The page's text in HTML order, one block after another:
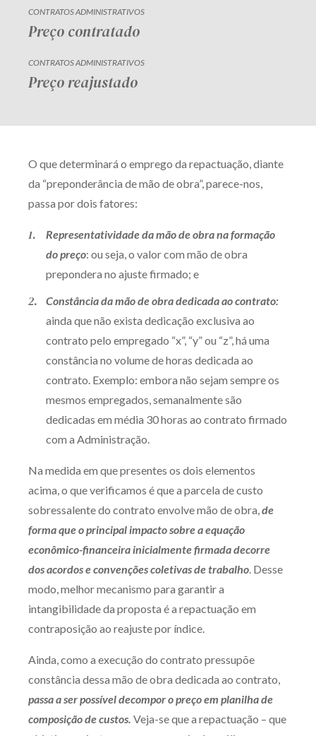
CONTRATOS ADMINISTRATIVOS
Preço contratado
CONTRATOS ADMINISTRATIVOS
Preço reajustado
O que determinará o emprego da repactuação, diante
da “preponderância de mão de obra”, parece-nos,
passa por dois fatores:
Representatividade da mão de obra na formação
do preço: ou seja, o valor com mão de obra
prepondera no ajuste firmado; e
Constância da mão de obra dedicada ao contrato:
ainda que não exista dedicação exclusiva ao
contrato pelo empregado “x”, “y” ou “z”, há uma
constância no volume de horas dedicada ao
contrato. Exemplo: embora não sejam sempre os
mesmos empregados, semanalmente são
dedicadas em média 30 horas ao contrato firmado
com a Administração.
Na medida em que presentes os dois elementos
acima, o que verificamos é que a parcela de custo
sobressalente do contrato envolve mão de obra, de
forma que o principal impacto sobre a equação
econômico-financeira inicialmente firmada decorre
dos acordos e convenções coletivas de trabalho . Desse
modo, melhor mecanismo para garantir a
intangibilidade da proposta é a repactuação em
contraposição ao reajuste por índice.
Ainda, como a execução do contrato pressupõe
constância dessa mão de obra dedicada ao contrato,
passa a ser possível decompor o preço em planilha de
composição de custos. Veja-se que a repactuação – que